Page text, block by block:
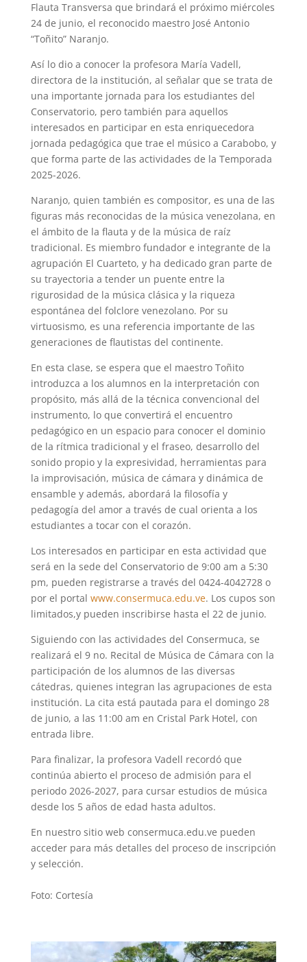
Flauta Transversa que brindará el próximo miércoles
24 de junio, el reconocido maestro José Antonio
“Toñito” Naranjo.
Así lo dio a conocer la profesora María Vadell,
directora de la institución, al señalar que se trata de
una importante jornada para los estudiantes del
Conservatorio, pero también para aquellos
interesados en participar en esta enriquecedora
jornada pedagógica que trae el músico a Carabobo, y
que forma parte de las actividades de la Temporada
2025-2026.
Naranjo, quien también es compositor, es una de las
figuras más reconocidas de la música venezolana, en
el ámbito de la flauta y de la música de raíz
tradicional. Es miembro fundador e integrante de la
agrupación El Cuarteto, y ha dedicado gran parte de
su trayectoria a tender un puente entre la
rigurosidad de la música clásica y la riqueza
espontánea del folclore venezolano. Por su
virtuosismo, es una referencia importante de las
generaciones de flautistas del continente.
En esta clase, se espera que el maestro Toñito
introduzca a los alumnos en la interpretación con
propósito, más allá de la técnica convencional del
instrumento, lo que convertirá el encuentro
pedagógico en un espacio para conocer el dominio
de la rítmica tradicional y el fraseo, desarrollo del
sonido propio y la expresividad, herramientas para
la improvisación, música de cámara y dinámica de
ensamble y además, abordará la filosofía y
pedagogía del amor a través de cual orienta a los
estudiantes a tocar con el corazón.
Los interesados en participar en esta actividad que
será en la sede del Conservatorio de 9:00 am a 5:30
pm, pueden registrarse a través del 0424-4042728 o
por el portal www.consermuca.edu.ve. Los cupos son
limitados,y pueden inscribirse hasta el 22 de junio.
Siguiendo con las actividades del Consermuca, se
realizará el 9 no. Recital de Música de Cámara con la
participación de los alumnos de las diversas
cátedras, quienes integran las agrupaciones de esta
institución. La cita está pautada para el domingo 28
de junio, a las 11:00 am en Cristal Park Hotel, con
entrada libre.
Para finalizar, la profesora Vadell recordó que
continúa abierto el proceso de admisión para el
periodo 2026-2027, para cursar estudios de música
desde los 5 años de edad hasta adultos.
En nuestro sitio web consermuca.edu.ve pueden
acceder para más detalles del proceso de inscripción
y selección.
Foto: Cortesía